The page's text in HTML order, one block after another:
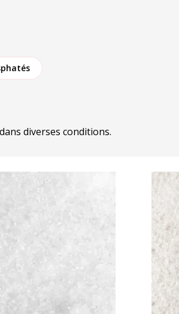
diverses conditions.